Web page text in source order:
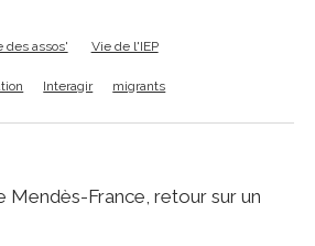
des assos' Vie de l'IEP
Interagir migrants
Mendès-France, retour sur un